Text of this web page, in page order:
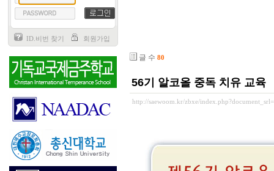
ID.비번 찾기 회원가입
글 수 80
56기 알코올 중독 치유 교육
http://saewoom.kr/zbxe/